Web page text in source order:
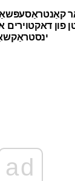
פון דאקטוירים
ad